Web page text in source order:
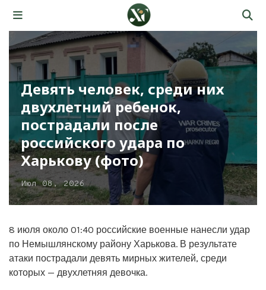
Девять человек, среди них
двухлетний ребенок,
пострадали после
российского удара по
Харькову (фото)
Июл 08, 2026
8 июля около 01:40 российские военные нанесли удар
по Немышлянскому району Харькова. В результате
атаки пострадали девять мирных жителей, среди
которых — двухлетняя девочка.